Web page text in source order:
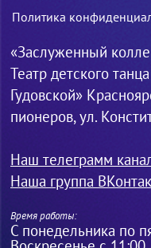
Политика
«Заслуженный
Театр детского
Гудовской»
пионеров, ул.
Наш телеграмм
Наша группа
Время работы:
С понедельника по